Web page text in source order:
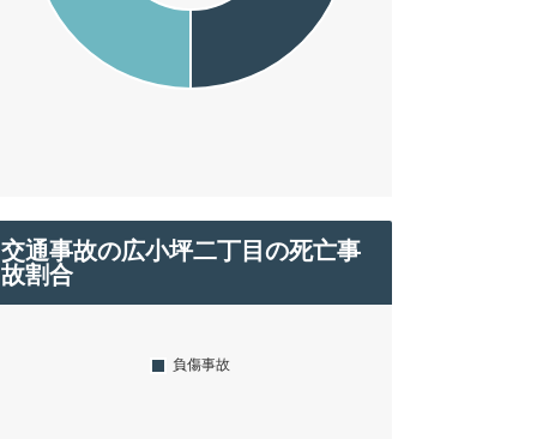
交通事故の広小坪二丁目の死亡事
故割合